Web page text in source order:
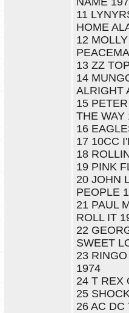
11
HOME
12
13 ZZ
14
ALRIGHT
15
THE WAY
16
17 10CC
18
19 PINK
20 JOHN
PEOPLE
21 PAUL
ROLL IT
22
SWEET
23
1974
24 T REX
25
26 AC DC